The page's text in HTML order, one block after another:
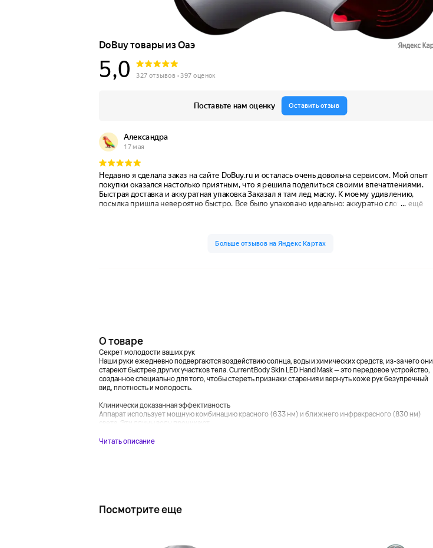
О товаре
Секрет молодости ваших рук
Наши руки ежедневно подвергаются воздействию солнца, воды и химических средств, из-за чего они
стареют быстрее других участков тела. CurrentBody Skin LED Hand Mask — это передовое устройство,
созданное специально для того, чтобы стереть признаки старения и вернуть коже рук безупречный
вид, плотность и молодость.
Клинически доказанная эффективность
Аппарат использует мощную комбинацию красного (633 нм) и ближнего инфракрасного (830 нм)
света. Эти длины волн проникают...
Читать описание
Посмотрите еще